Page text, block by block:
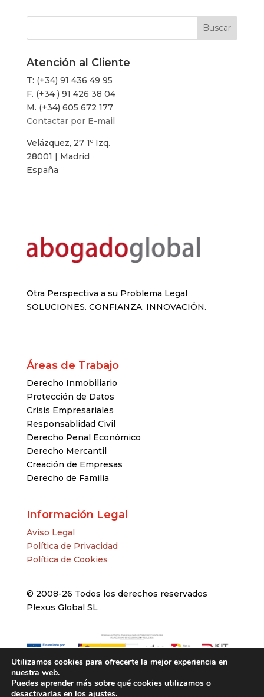
Atención al Cliente
T: (+34) 91 436 49 95
F. (+34 ) 91 426 38 04
M. (+34) 605 672 177
Contactar por E-mail
Velázquez, 27 1º Izq.
28001 | Madrid
España
Otra Perspectiva a su Problema Legal
SOLUCIONES. CONFIANZA. INNOVACIÓN.
Áreas de Trabajo
Derecho Inmobiliario
Protección de Datos
Crisis Empresariales
Responsablidad Civil
Derecho Penal Económico
Derecho Mercantil
Creación de Empresas
Derecho de Familia
Información Legal
Aviso Legal
Política de Privacidad
Política de Cookies
© 2008-26 Todos los derechos reservados
Plexus Global SL
Utilizamos cookies para ofrecerte la mejor experiencia en
nuestra web.
Puedes aprender más sobre qué cookies utilizamos o
desactivarlas en los ajustes.